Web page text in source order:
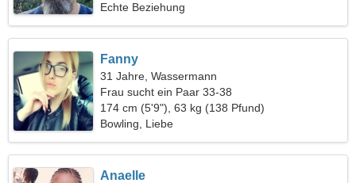
Echte Beziehung
Fanny
31 Jahre, Wassermann
Frau sucht ein Paar 33-38
174 cm (5'9"), 63 kg (138 Pfund)
Bowling, Liebe
Anaelle